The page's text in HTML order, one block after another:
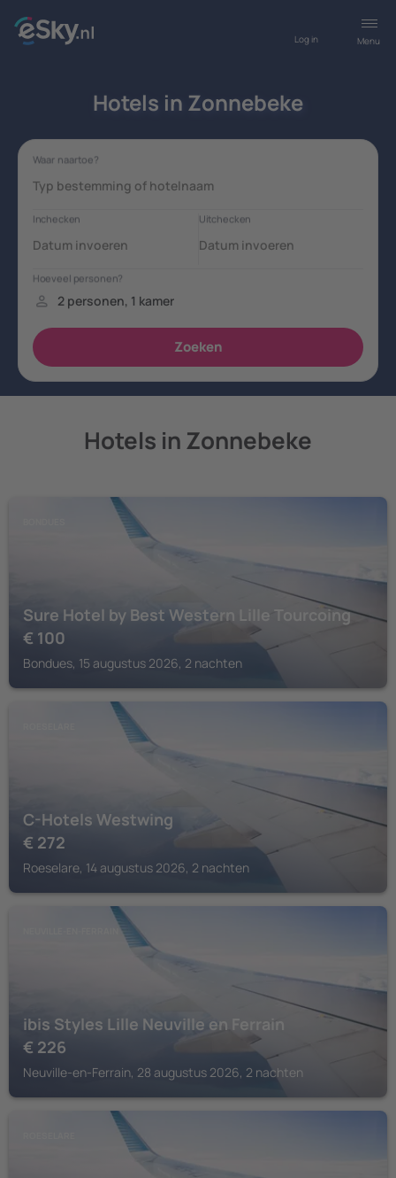
Menu
Log in
Hotels in Zonnebeke
Hotels in Zonnebeke
Sure Hotel by Best Western Lille Tourcoing
€ 100
Bondues, 15 augustus 2026, 2 nachten
C-Hotels Westwing
€ 272
Roeselare, 14 augustus 2026, 2 nachten
ibis Styles Lille Neuville en Ferrain
€ 226
Neuville-en-Ferrain, 28 augustus 2026, 2 nachten